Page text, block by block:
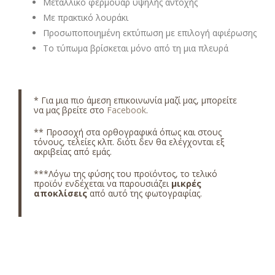
Με πρακτικό λουράκι
Προσωποποιημένη εκτύπωση με επιλογή αφιέρωσης
Το τύπωμα βρίσκεται μόνο από τη μια πλευρά
* Για μια πιο άμεση επικοινωνία μαζί μας, μπορείτε
να μας βρείτε στο Facebook.
** Προσοχή στα ορθογραφικά όπως και στους
τόνους, τελείες κλπ. διότι δεν θα ελέγχονται εξ
ακριβείας από εμάς.
***Λόγω της φύσης του προϊόντος, το τελικό
προϊόν ενδέχεται να παρουσιάζει μικρές
αποκλίσειςαπό αυτό της φωτογραφίας.